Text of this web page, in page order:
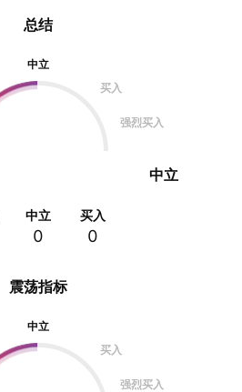
震荡指标
中立
买入
强烈买入
总结
中立
买入
强烈买入
中立
中立
0
买入
0